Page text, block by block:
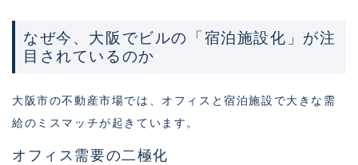
なぜ今、大阪でビルの「宿泊施設化」が注
目されているのか
大阪市の不動産市場では、オフィスと宿泊施設で大きな需
給のミスマッチが起きています。
オフィス需要の二極化